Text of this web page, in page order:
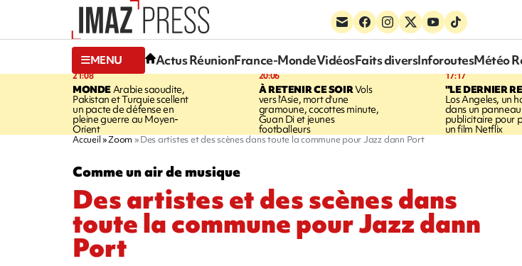
MENU Actus RéunionFrance-MondeVidéosFaits diversInforoutesMétéo
21:08
MONDE Arabie saoudite,
Pakistan et Turquie scellent
un pacte de défense en
pleine guerre au Moyen-
Orient
20:06
À RETENIR CE SOIRVols
vers l'Asie, mort d'une
gramoune, cocottes minute,
Guan Di et jeunes
footballeurs
17:17
"LE DERNIER
Los Angeles, un
dans un panneau
publicitaire pour
un film Netflix
Accueil Zoom Des artistes et des scènes dans toute la commune pour Jazz dann Port
Comme un air de musique
Des artistes et des scènes dans
toute la commune pour Jazz dann
Port